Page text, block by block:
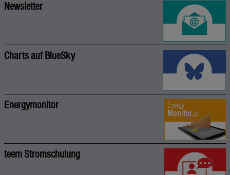
Newsletter
Charts auf BlueSky
Energymonitor
teem Stromschulung